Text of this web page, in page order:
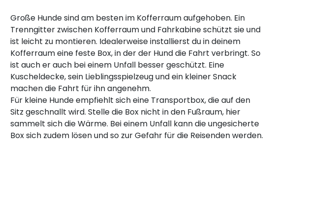
Große Hunde sind am besten im Kofferraum aufgehoben. Ein
Trenngitter zwischen Kofferraum und Fahrkabine schützt sie und
ist leicht zu montieren. Idealerweise installierst du in deinem
Kofferraum eine feste Box, in der der Hund die Fahrt verbringt. So
ist auch er auch bei einem Unfall besser geschützt. Eine
Kuscheldecke, sein Lieblingsspielzeug und ein kleiner Snack
machen die Fahrt für ihn angenehm.
Für kleine Hunde empfiehlt sich eine Transportbox, die auf den
Sitz geschnallt wird. Stelle die Box nicht in den Fußraum, hier
sammelt sich die Wärme. Bei einem Unfall kann die ungesicherte
Box sich zudem lösen und so zur Gefahr für die Reisenden werden.